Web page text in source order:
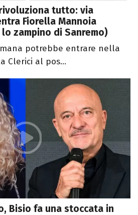
tutto: via
Fiorella Mannoia
zampino di Sanremo)
potrebbe entrare nella
Clerici al pos...
Bisio fa una stoccata in